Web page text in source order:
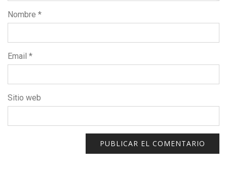
Nombre *
Email *
Sitio web